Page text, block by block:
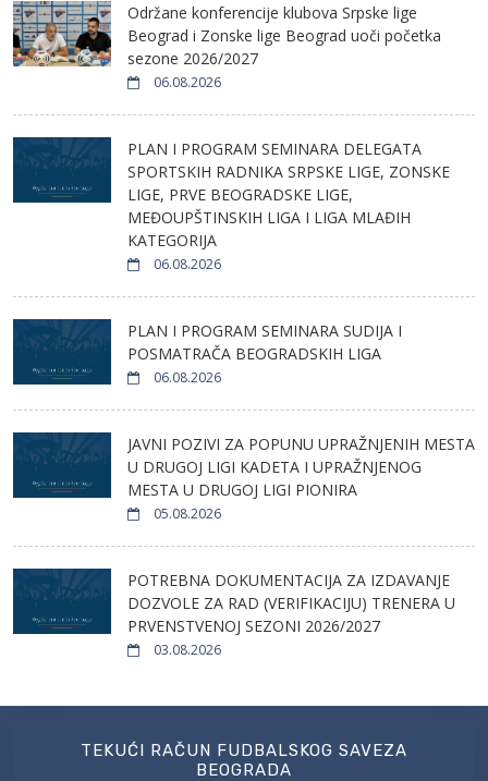
Održane konferencije klubova Srpske lige
Beograd i Zonske lige Beograd uoči početka
sezone 2026/2027
06.08.2026
PLAN I PROGRAM SEMINARA DELEGATA
SPORTSKIH RADNIKA SRPSKE LIGE, ZONSKE
LIGE, PRVE BEOGRADSKE LIGE,
MEĐOUPŠTINSKIH LIGA I LIGA MLAĐIH
KATEGORIJA
06.08.2026
PLAN I PROGRAM SEMINARA SUDIJA I
POSMATRAČA BEOGRADSKIH LIGA
06.08.2026
JAVNI POZIVI ZA POPUNU UPRAŽNJENIH MESTA
U DRUGOJ LIGI KADETA I UPRAŽNJENOG
MESTA U DRUGOJ LIGI PIONIRA
05.08.2026
POTREBNA DOKUMENTACIJA ZA IZDAVANJE
DOZVOLE ZA RAD (VERIFIKACIJU) TRENERA U
PRVENSTVENOJ SEZONI 2026/2027
03.08.2026
TEKUĆI RAČUN FUDBALSKOG SAVEZA
BEOGRADA